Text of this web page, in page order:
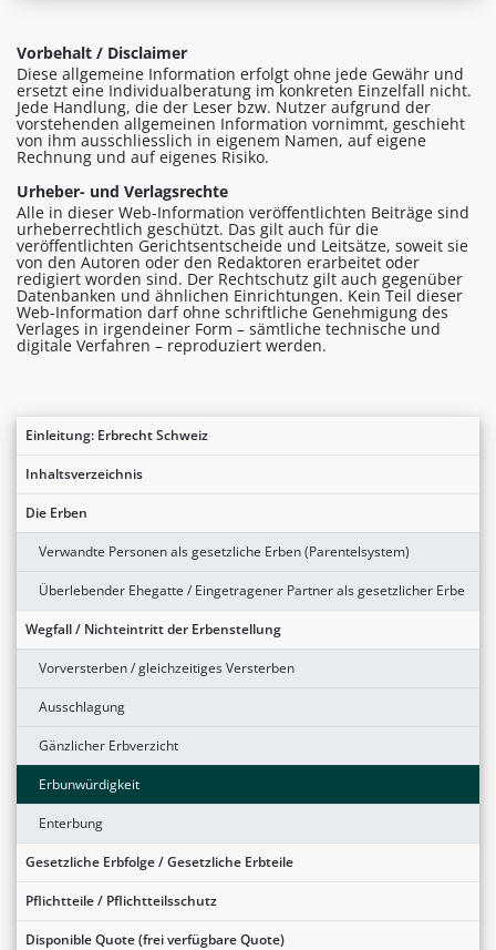
Einleitung: Erbrecht Schweiz
Inhaltsverzeichnis
Die Erben
Verwandte Personen als gesetzliche Erben (Parentelsystem)
Überlebender Ehegatte / Eingetragener Partner als gesetzlicher Erbe
Wegfall / Nichteintritt der Erbenstellung
Vorversterben / gleichzeitiges Versterben
Ausschlagung
Gänzlicher Erbverzicht
Erbunwürdigkeit
Enterbung
Gesetzliche Erbfolge / Gesetzliche Erbteile
Pflichtteile / Pflichtteilsschutz
Disponible Quote (frei verfügbare Quote)
Vorbehalt / Disclaimer
Diese allgemeine Information erfolgt ohne jede Gewähr und
ersetzt eine Individualberatung im konkreten Einzelfall nicht.
Jede Handlung, die der Leser bzw. Nutzer aufgrund der
vorstehenden allgemeinen Information vornimmt, geschieht
von ihm ausschliesslich in eigenem Namen, auf eigene
Rechnung und auf eigenes Risiko.
Urheber- und Verlagsrechte
Alle in dieser Web-Information veröffentlichten Beiträge sind
urheberrechtlich geschützt. Das gilt auch für die
veröffentlichten Gerichtsentscheide und Leitsätze, soweit sie
von den Autoren oder den Redaktoren erarbeitet oder
redigiert worden sind. Der Rechtschutz gilt auch gegenüber
Datenbanken und ähnlichen Einrichtungen. Kein Teil dieser
Web-Information darf ohne schriftliche Genehmigung des
Verlages in irgendeiner Form – sämtliche technische und
digitale Verfahren – reproduziert werden.